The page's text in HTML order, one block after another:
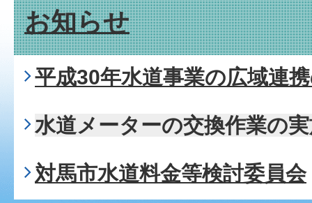
お知らせ
平成30年水道事業の広域連
水道メーターの交換作業の
対馬市水道料金等検討委員会